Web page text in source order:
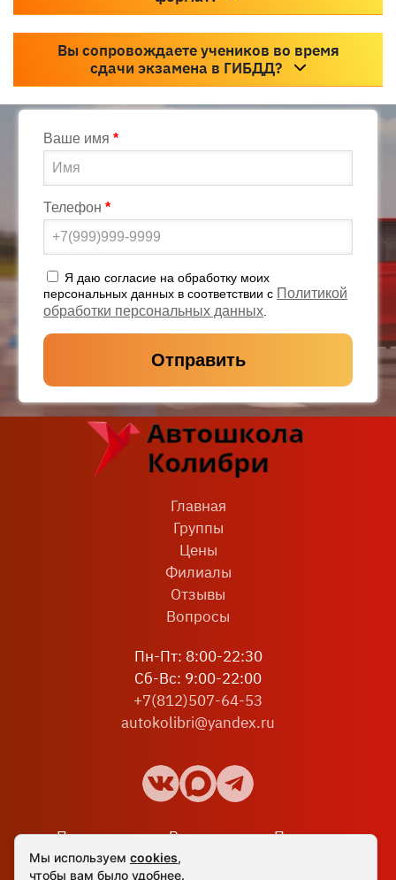
Мы используем cookies,
чтобы вам было удобнее.
Главная
Группы
Цены
Филиалы
Отзывы
Вопросы
Пн-Пт: 8:00-22:30
Сб-Вс: 9:00-22:00
+7(812)507-64-53
autokolibri@yandex.ru
Политика
конфиденциальности
Реквизиты
Политика в